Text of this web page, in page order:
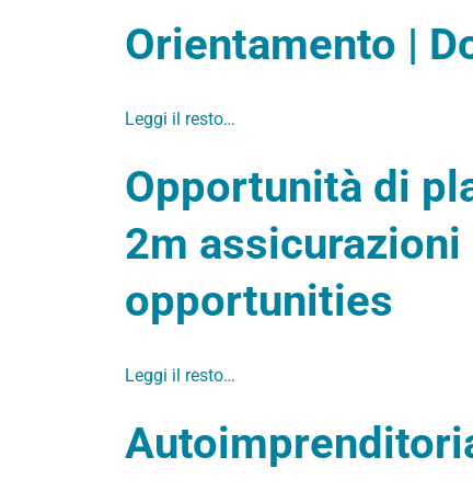
Orientamento |
Leggi il resto…
Opportunità di
2m
opportunities
Leggi il resto…